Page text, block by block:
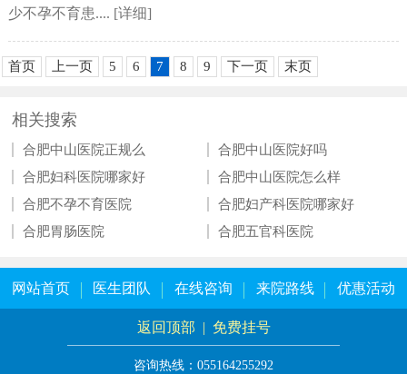
少不孕不育患.... [详细]
首页 上一页 5 6 7 8 9 下一页 末页
相关搜索
合肥中山医院正规么
合肥中山医院好吗
合肥妇科医院哪家好
合肥中山医院怎么样
合肥不孕不育医院
合肥妇产科医院哪家好
合肥胃肠医院
合肥五官科医院
网站首页 医生团队 在线咨询 来院路线 优惠活动
返回顶部 | 免费挂号
咨询热线：055164255292